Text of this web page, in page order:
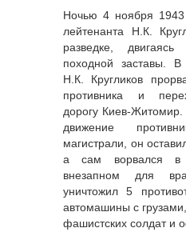
Ночью 4 ноября 1943
лейтенанта Н.К.
разведке,
походной заставы.
Н.К. Кругликов
противника и
дорогу Киев-Житомир.
движение
магистрали, он
а сам ворвался
внезапном для
уничтожил 5
автомашины с
фашистских солдат и